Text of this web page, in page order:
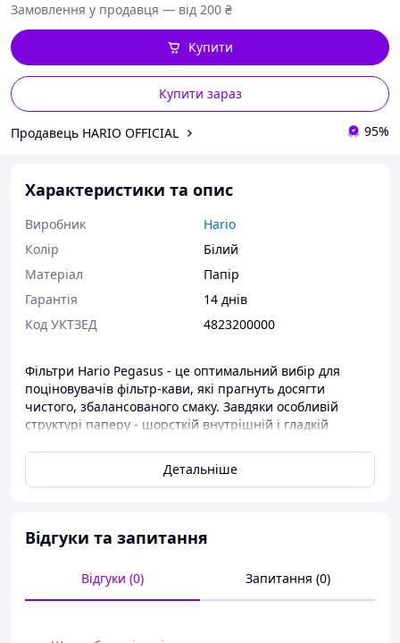
Замовлення у продавця — від 200 ₴
Купити зараз
Купити
Продавець HARIO OFFICIAL 95%
Характеристики та опис
Виробник
Hario
Колір
Білий
Матеріал
Папір
Гарантія
14 днів
Код УКТЗЕД
4823200000
Фільтри Hario Pegasus - це оптимальний вибір для
поціновувачів фільтр-кави, які прагнуть досягти
чистого, збалансованого смаку. Завдяки особливій
структурі паперу - шорсткій внутрішній і гладкій
швидкість проходження води та розкривають
ароматичні властивості зерна. Ви також можете обрати
уподобань у заварюванні.
Детальніше
Відгуки та запитання
Відгуки (0) Запитання (0)